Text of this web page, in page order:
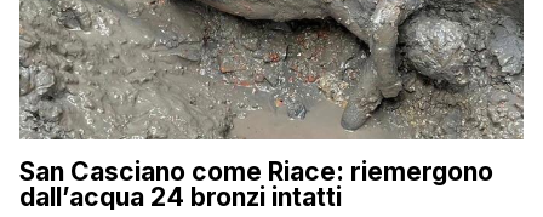
San Casciano come Riace: riemergono
dall’acqua 24 bronzi intatti